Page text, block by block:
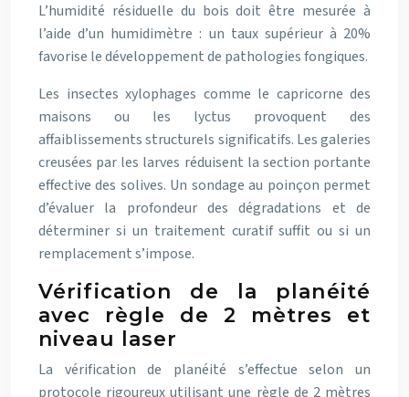
L’humidité résiduelle du bois doit être mesurée à
l’aide d’un humidimètre : un taux supérieur à 20%
favorise le développement de pathologies fongiques.
Les insectes xylophages comme le capricorne des
maisons ou les lyctus provoquent des
affaiblissements structurels significatifs. Les galeries
creusées par les larves réduisent la section portante
effective des solives. Un sondage au poinçon permet
d’évaluer la profondeur des dégradations et de
déterminer si un traitement curatif suffit ou si un
remplacement s’impose.
Vérification de la planéité
avec règle de 2 mètres et
niveau laser
La vérification de planéité s’effectue selon un
protocole rigoureux utilisant une règle de 2 mètres